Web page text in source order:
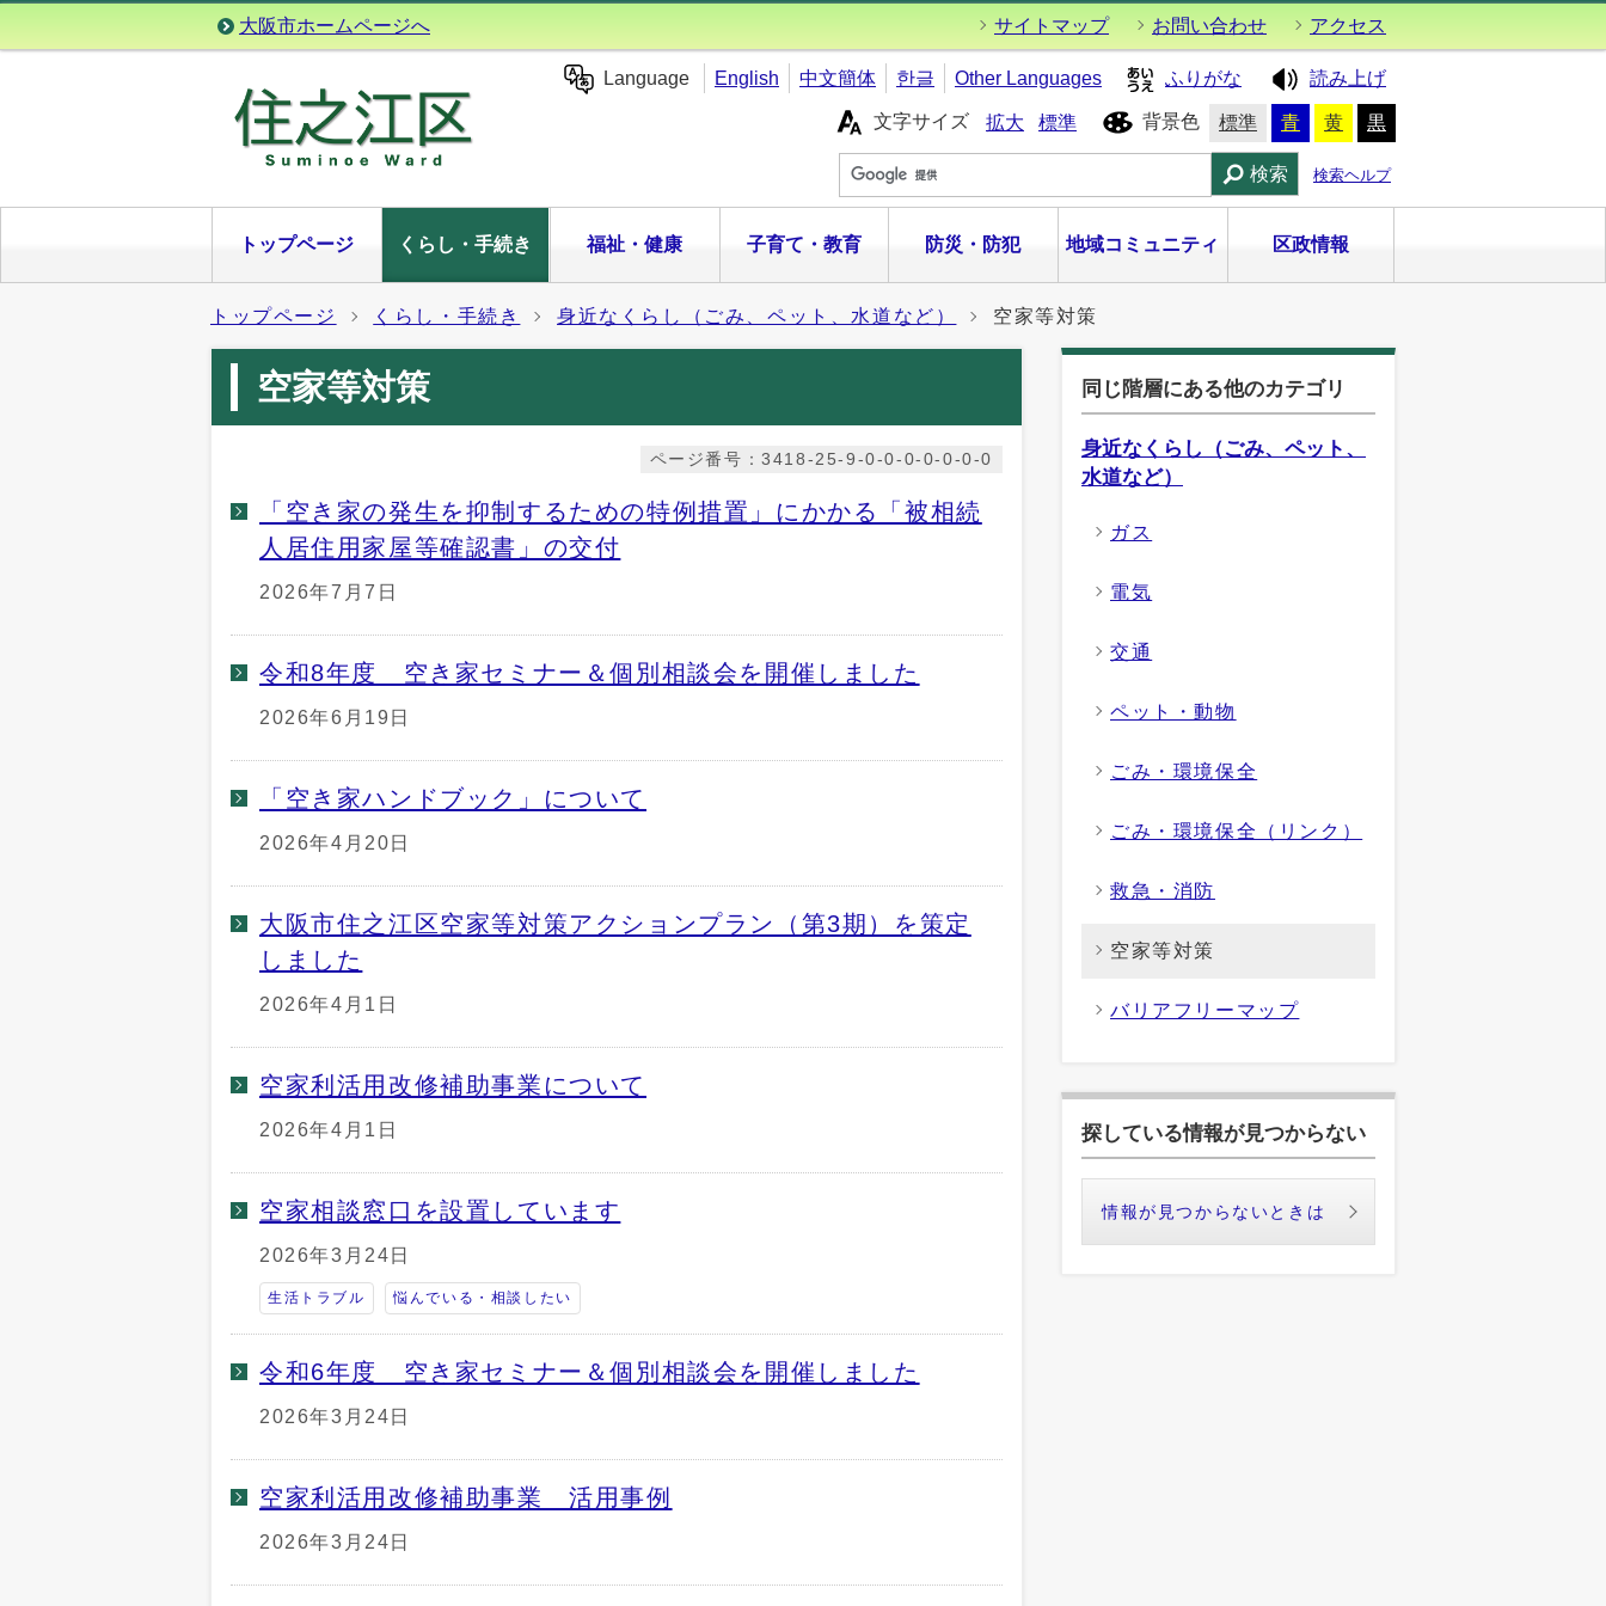
大阪市ホームページへ サイトマップ お問い合わせ アクセス
Language English 中文簡体 한글 Other Languages ふりがな 読み上げ
文字サイズ 拡大 標準 背景色 標準 青 黄 黒
検索 検索ヘルプ
トップページ くらし・手続き 福祉・健康 子育て・教育 防災・防犯 地域コミュニティ 区政情報
トップページ くらし・手続き 身近なくらし（ごみ、ペット、水道など） 空家等対策
空家等対策
ページ番号：3418-25-9-0-0-0-0-0-0-0
「空き家の発生を抑制するための特例措置」にかかる「被相続
人居住用家屋等確認書」の交付
2026年7月7日
令和8年度 空き家セミナー＆個別相談会を開催しました
2026年6月19日
「空き家ハンドブック」について
2026年4月20日
大阪市住之江区空家等対策アクションプラン（第3期）を策定
しました
2026年4月1日
空家利活用改修補助事業について
2026年4月1日
空家相談窓口を設置しています
2026年3月24日
生活トラブル 悩んでいる・相談したい
令和6年度 空き家セミナー＆個別相談会を開催しました
2026年3月24日
空家利活用改修補助事業 活用事例
2026年3月24日
同じ階層にある他のカテゴリ
身近なくらし（ごみ、ペット、
水道など）
ガス
電気
交通
ペット・動物
ごみ・環境保全
ごみ・環境保全（リンク）
救急・消防
空家等対策
バリアフリーマップ
探している情報が見つからない
情報が見つからないときは